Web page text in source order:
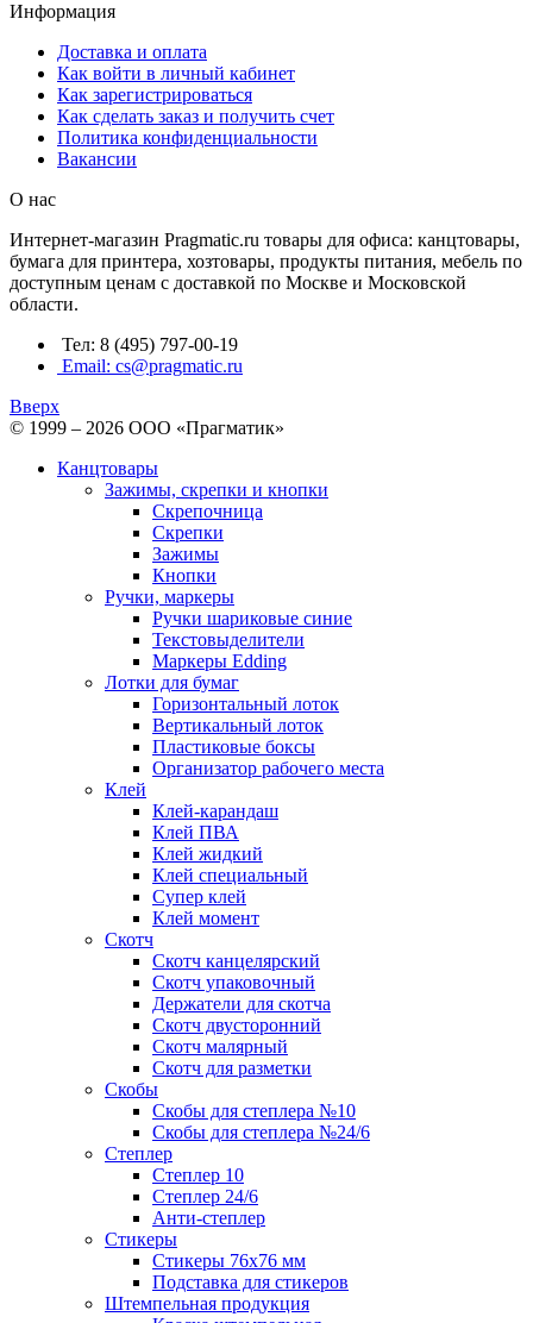
Информация
Доставка и оплата
Как войти в личный кабинет
Как зарегистрироваться
Как сделать заказ и получить счет
Политика конфиденциальности
Вакансии
О нас
Интернет-магазин Pragmatic.ru товары для офиса: канцтовары,
бумага для принтера, хозтовары, продукты питания, мебель по
доступным ценам с доставкой по Москве и Московской
области.
Тел: 8 (495) 797-00-19
Email: cs@pragmatic.ru
Вверх
© 1999 – 2026 ООО «Прагматик»
Канцтовары
Зажимы, скрепки и кнопки
Скрепочница
Скрепки
Зажимы
Кнопки
Ручки, маркеры
Ручки шариковые синие
Текстовыделители
Маркеры Edding
Лотки для бумаг
Горизонтальный лоток
Вертикальный лоток
Пластиковые боксы
Организатор рабочего места
Клей
Клей-карандаш
Клей ПВА
Клей жидкий
Клей специальный
Супер клей
Клей момент
Скотч
Скотч канцелярский
Скотч упаковочный
Держатели для скотча
Скотч двусторонний
Скотч малярный
Скотч для разметки
Скобы
Скобы для степлера №10
Скобы для степлера №24/6
Степлер
Степлер 10
Степлер 24/6
Анти-степлер
Стикеры
Стикеры 76x76 мм
Подставка для стикеров
Штемпельная продукция